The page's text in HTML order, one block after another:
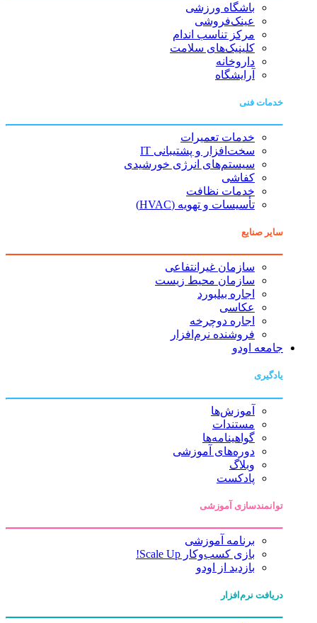
باشگاه ورزشی
عینک‌فروشی
مرکز تناسب اندام
کلینیک‌های سلامت
داروخانه
آرایشگاه
خدمات فنی
خدمات تعمیرات
سخت‌افزار و پشتیبانی IT
سیستم‌های انرژی خورشیدی
کفاشی
خدمات نظافت
تأسیسات و تهویه (HVAC)
سایر صنایع
سازمان غیرانتفاعی
سازمان محیط زیست
اجاره بیلبورد
عکاسی
اجاره دوچرخه
فروشنده نرم‌افزار
جامعه اودو
یادگیری
آموزش‌ها
مستندات
گواهینامه‌ها
دوره‌های آموزشی
وبلاگ
پادکست
توانمندسازی آموزشی
برنامه آموزشی
بازی کسب‌وکار Scale Up!
بازدید از اودو
دریافت نرم‌افزار